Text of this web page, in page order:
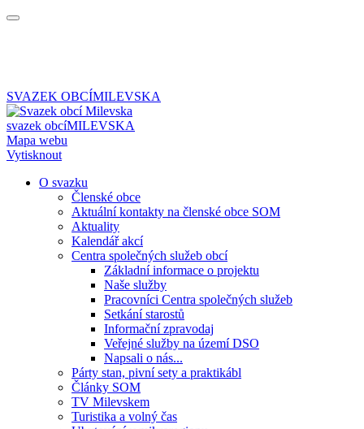
SVAZEK OBCÍMILEVSKA
svazek obcíMILEVSKA
Mapa webu
Vytisknout
O svazku
Členské obce
Aktuální kontakty na členské obce SOM
Aktuality
Kalendář akcí
Centra společných služeb obcí
Základní informace o projektu
Naše služby
Pracovníci Centra společných služeb
Setkání starostů
Informační zpravodaj
Veřejné služby na území DSO
Napsali o nás...
Párty stan, pivní sety a praktikábl
Články SOM
TV Milevskem
Turistika a volný čas